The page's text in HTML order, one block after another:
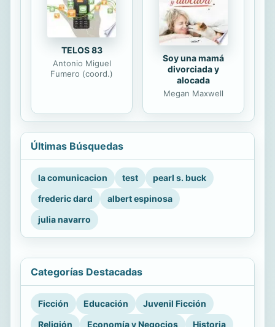
TELOS 83
Antonio Miguel
Fumero (coord.)
Soy una mamá
divorciada y
alocada
Megan Maxwell
Últimas Búsquedas
la comunicacion test
pearl s. buck
frederic dard
albert espinosa
julia navarro
Categorías Destacadas
Ficción Educación
Juvenil Ficción
Religión
Economía y Negocios Historia